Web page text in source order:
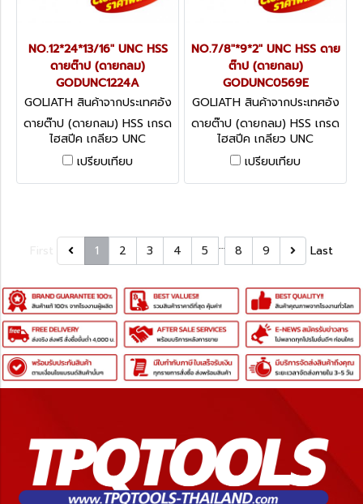
NO.12*24*13/16" UNC HSS
ดายต๊าป (ดายกลม)
GODUNC1224A
GOLIATH สินค้าจากประเทศอัง
กฤษ GODUNC1224A
ดายต๊าป (ดายกลม) HSS เกรด
ไฮสปีค เกลียว UNC
CIRCULAR SPLIT DIES - UNC
เปรียบเทียบ
NO.7/8"*9*2" UNC HSS ดาย
ต๊าป (ดายกลม)
GODUNC0569E
GOLIATH สินค้าจากประเทศอัง
กฤษ GODUNC0569E
ดายต๊าป (ดายกลม) HSS เกรด
ไฮสปีค เกลียว UNC
CIRCULAR SPLIT DIES - UNC
เปรียบเทียบ
1 2 3 4 5 … 8 9 Last